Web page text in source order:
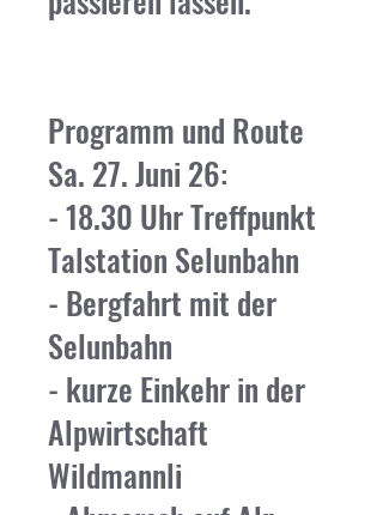
Programm und Route
Sa. 27. Juni 26:
- 18.30 Uhr Treffpunkt
Talstation Selunbahn
- Bergfahrt mit der
Selunbahn
- kurze Einkehr in der
Alpwirtschaft
Wildmannli